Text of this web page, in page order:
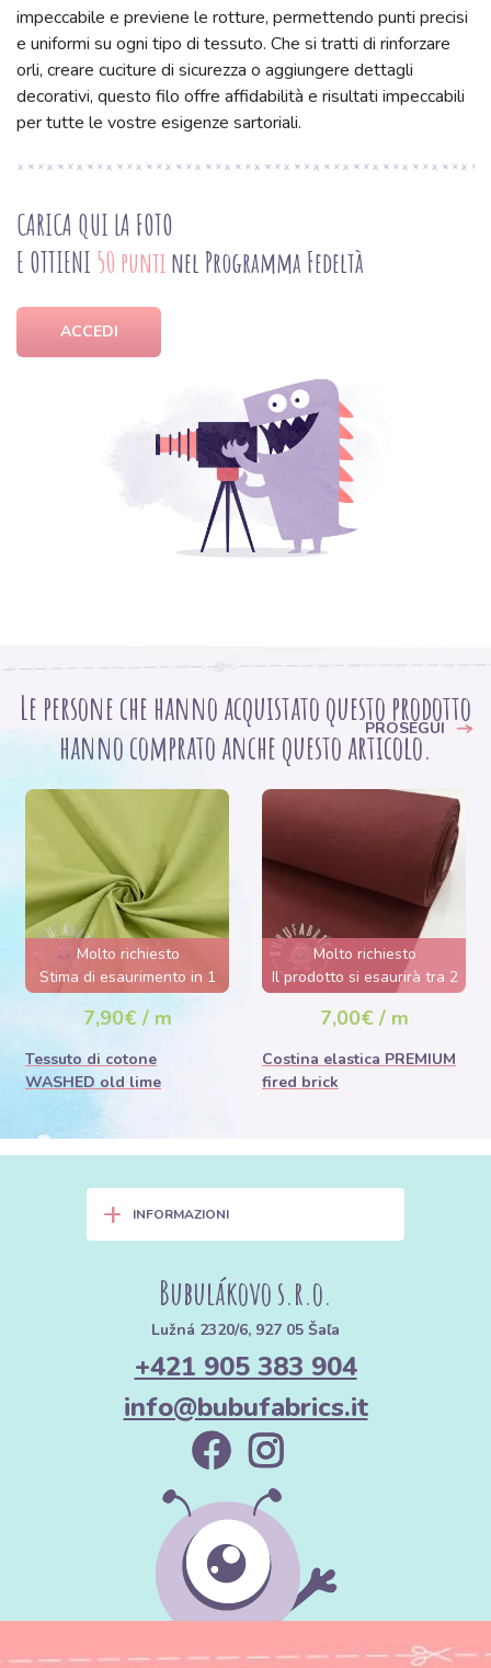
impeccabile e previene le rotture, permettendo punti precisi
e uniformi su ogni tipo di tessuto. Che si tratti di rinforzare
orli, creare cuciture di sicurezza o aggiungere dettagli
decorativi, questo filo offre affidabilità e risultati impeccabili
per tutte le vostre esigenze sartoriali.
CARICA QUI LA FOTO
E OTTIENI 50 punti nel Programma Fedeltà
ACCEDI
Le persone che hanno acquistato questo prodotto
hanno comprato anche questo articolo.
PROSEGUI
Molto richiesto
Stima di esaurimento in 1
giorno/i.
7,90€ / m
Tessuto di cotone
WASHED old lime
Molto richiesto
Il prodotto si esaurirà tra 2
giorni.
7,00€ / m
Costina elastica PREMIUM
fired brick
+ INFORMAZIONI
Bubulákovo s.r.o.
Lužná 2320/6, 927 05 Šaľa
+421 905 383 904
info@bubufabrics.it